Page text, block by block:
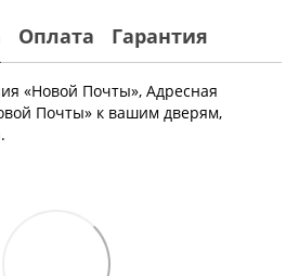
Оплата Гарантия
«Новой Почты», Адресная
Почты» к вашим дверям,